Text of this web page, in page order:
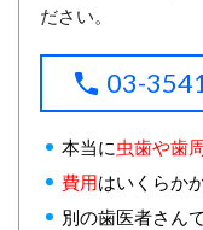
ださい。
03-
本当に虫歯や歯
費用はいくらか
別の歯医者さん